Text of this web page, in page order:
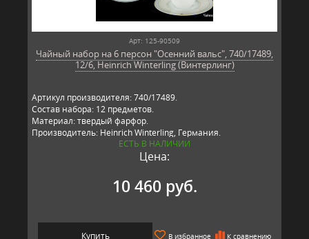
Арт: 125-90509
Чайный набор на 6 персон "Осенний вальс", 740/17489,
12/6, Heinrich Winterling (Винтерлинг)
Артикул производителя: 740/17489.
Состав набора: 12 предметов.
Материал: твердый фарфор.
Производитель: Heinrich Winterling, Германия.
ЕСТЬ В НАЛИЧИИ
Цена:
10 460 руб.
Купить В избранное К сравнению